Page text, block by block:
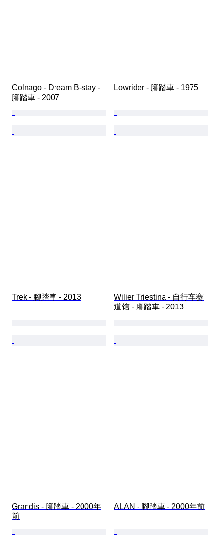
Colnago - Dream B-stay -
腳踏車 - 2007
Lowrider - 腳踏車 - 1975
Trek - 腳踏車 - 2013
Wilier Triestina - 自行车赛
道馆 - 腳踏車 - 2013
Grandis - 腳踏車 - 2000年
前
ALAN - 腳踏車 - 2000年前